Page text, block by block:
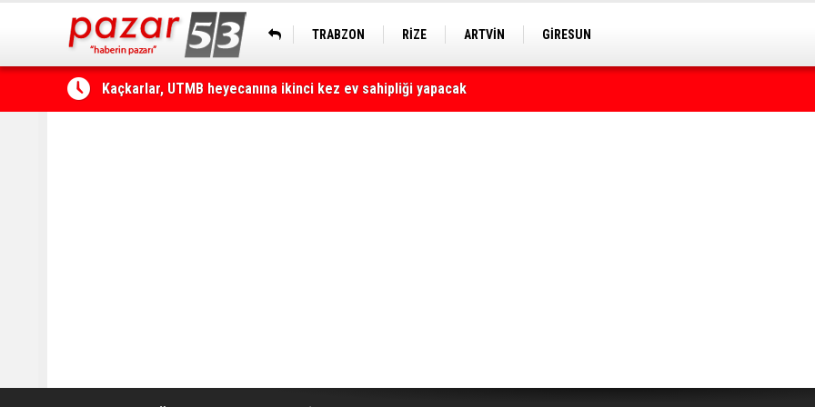
TRABZON RİZE ARTVİN GİRESUN
Kaçkarlar, UTMB heyecanına ikinci kez ev sahipliği yapacak
Çamlıhemşin'de otomobilin üzerine kaya düştü: 1 yaralı